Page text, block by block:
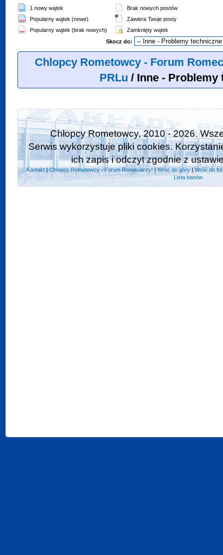
1 nowy wątek
Popularny wątek (nowe)
Popularny wątek (brak nowych)
Brak nowych postów
Zawiera Twoje posty
Zamknięty wątek
Skocz do:
Chlopcy Rometowcy - Forum
PRLu / Inne - Problemy
Chłopcy Rometowcy, 2010 - 2026.
Serwis wykorzystuje pliki cookies.
ich zapis i odczyt zgodnie z
Kontakt| Chlopcy Rometowcy - Forum Romeciarzy! |Wróć do góry| Wróć do
Lista banów